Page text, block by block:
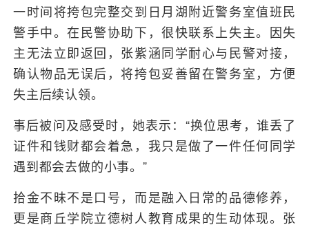
一时间将挎包完整交到日月湖附近警务室值班民
警手中。在民警协助下，很快联系上失主。因失
主无法立即返回，张紫涵同学耐心与民警对接，
确认物品无误后，将挎包妥善留在警务室，方便
失主后续认领。
事后被问及感受时，她表示：“换位思考，谁丢了
证件和钱财都会着急，我只是做了一件任何同学
遇到都会去做的小事。”
拾金不昧不是口号，而是融入日常的品德修养，
更是商丘学院立德树人教育成果的生动体现。张